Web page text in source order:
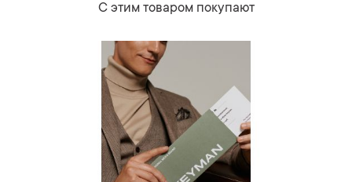
С этим товаром покупают